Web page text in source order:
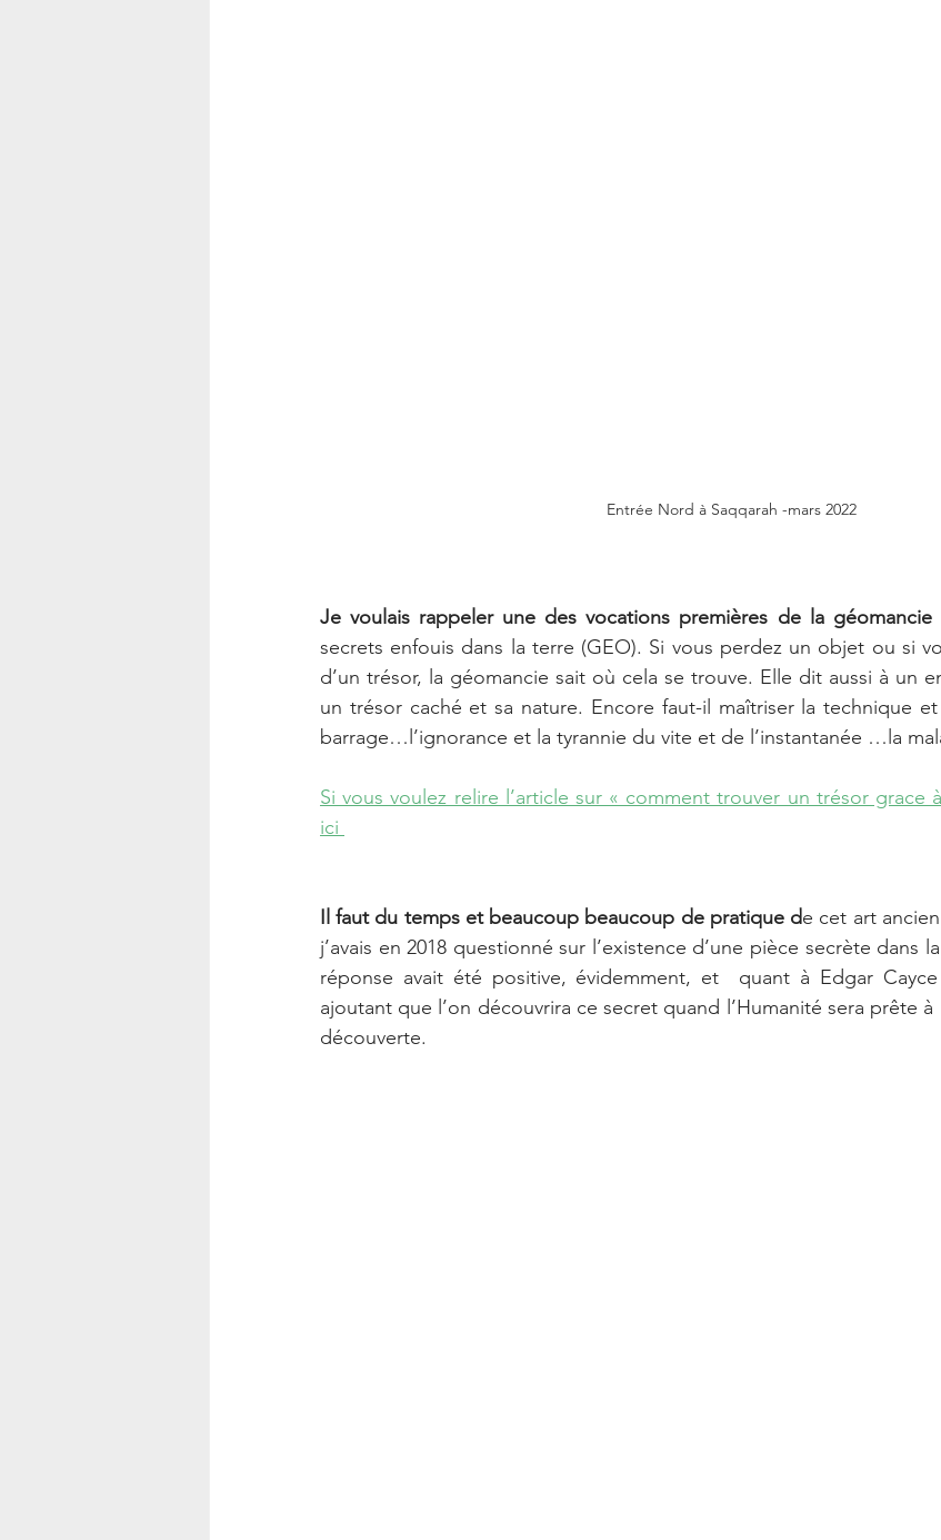
Entrée Nord à Saqqarah -mars 2022
Je voulais rappeler une des vocations premières de la géomancie
secrets enfouis dans la terre (GEO). Si vous perdez un objet ou si
d’un trésor, la géomancie sait où cela se trouve. Elle dit aussi à un
un trésor caché et sa nature. Encore faut-il maîtriser la technique
barrage…l’ignorance et la tyrannie du vite et de l’instantanée …la
Si vous voulez relire l’article sur « comment trouver un trésor grace
ici
Il faut du temps et beaucoup beaucoup de pratique de cet art
j’avais en 2018 questionné sur l’existence d’une pièce secrète dans
réponse avait été positive, évidemment, et  quant à Edgar
ajoutant que l’on découvrira ce secret quand l’Humanité sera prête
découverte.